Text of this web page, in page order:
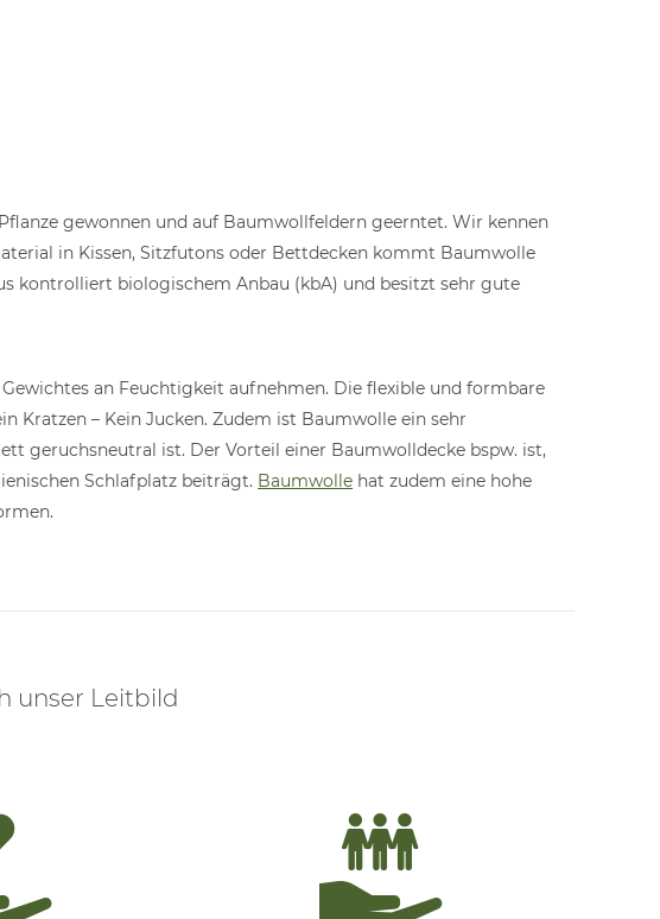
gewonnen und auf Baumwollfeldern geerntet. Wir kennen
in Kissen, Sitzfutons oder Bettdecken kommt Baumwolle
kontrolliert biologischem Anbau (kbA) und besitzt sehr gute
an Feuchtigkeit aufnehmen. Die flexible und formbare
Kratzen – Kein Jucken. Zudem ist Baumwolle ein sehr
geruchsneutral ist. Der Vorteil einer Baumwolldecke bspw. ist,
Schlafplatz beiträgt. Baumwolle hat zudem eine hohe
unser Leitbild